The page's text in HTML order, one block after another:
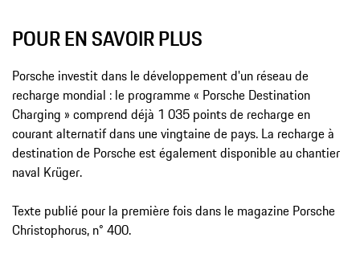
POUR EN SAVOIR PLUS
Porsche investit dans le développement d'un réseau de
recharge mondial : le programme « Porsche Destination
Charging » comprend déjà 1 035 points de recharge en
courant alternatif dans une vingtaine de pays. La recharge à
destination de Porsche est également disponible au chantier
naval Krüger.
Texte publié pour la première fois dans le magazine Porsche
Christophorus, n° 400.